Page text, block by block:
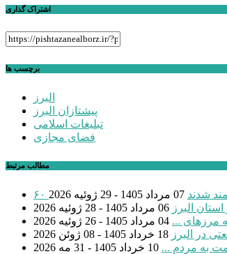
اشتراک گذاری
برچسب ها
البرز
پیشتازان البرز
تبلیغات اسلامی
فضای مجازی
مطالب مرتبط
شدند 07 مرداد 1405 - 29 ژوئیه 2026
البرز 06 مرداد 1405 - 28 ژوئیه 2026
04 مرداد 1405 - 26 ژوئیه 2026
18 خرداد 1405 - 08 ژوئن 2026
به مردم ... 10 خرداد 1405 - 31 مه 2026